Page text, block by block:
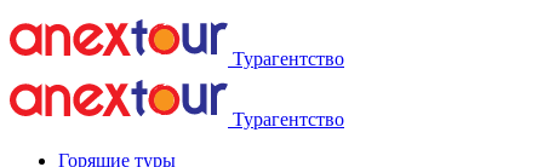
Турагентство
Турагентство
Горящие туры